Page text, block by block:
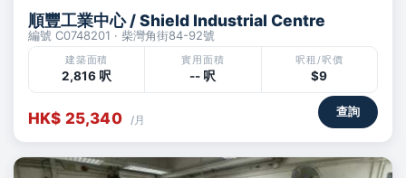
順豐工業中心 / Shield Industrial Centre
編號 C0748201 · 柴灣角街84-92號
建築面積
2,816 呎
實用面積
-- 呎
呎租/呎價
$9
HK$ 25,340 /月
查詢